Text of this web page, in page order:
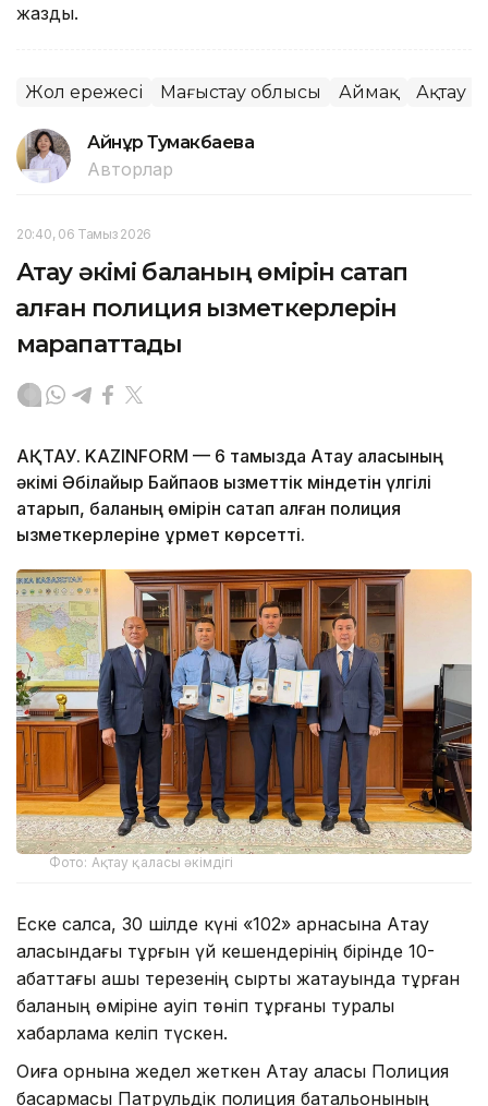
жаздық.
Жол ережесі Маңғыстау облысы Аймақ Ақтау
Айнұр Тумакбаева
Авторлар
20:40, 06 Тамыз 2026
Ақтау әкімі баланың өмірін сақтап
қалған полиция қызметкерлерін
марапаттады
АҚТАУ. KAZINFORM — 6 тамызда Ақтау қаласының
әкімі Әбілқайыр Байпақов қызметтік міндетін үлгілі
атқарып, баланың өмірін сақтап қалған полиция
қызметкерлеріне құрмет көрсетті.
Фото: Ақтау қаласы әкімдігі
Еске салсақ, 30 шілде күні «102» арнасына Ақтау
қаласындағы тұрғын үй кешендерінің бірінде 10-
қабаттағы ашық терезенің сыртқы жақтауында тұрған
баланың өміріне қауіп төніп тұрғаны туралы
хабарлама келіп түскен.
Оқиға орнына жедел жеткен Ақтау қаласы Полиция
басқармасы Патрульдік полиция батальонының